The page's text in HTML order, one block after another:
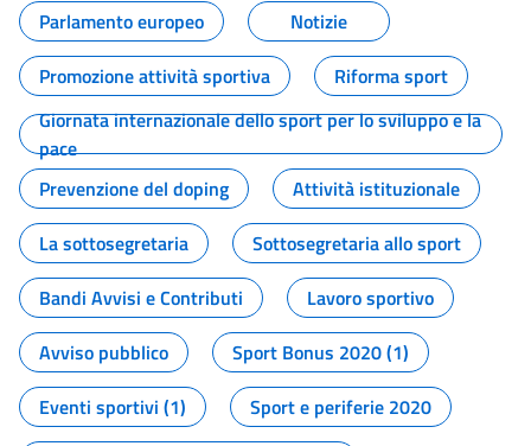
Parlamento europeo
Notizie
Promozione attività sportiva
Riforma sport
Giornata internazionale dello sport per lo sviluppo e la
pace
Prevenzione del doping
Attività istituzionale
La sottosegretaria
Sottosegretaria allo sport
Bandi Avvisi e Contributi
Lavoro sportivo
Avviso pubblico
Sport Bonus 2020 (1)
Eventi sportivi (1)
Sport e periferie 2020